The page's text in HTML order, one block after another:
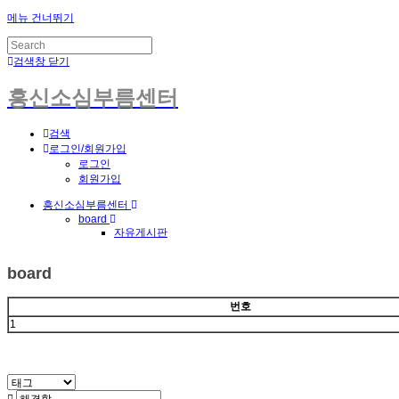
메뉴 건너뛰기
검색창 닫기
흥신소심부름센터
검색
로그인/회원가입
로그인
회원가입
흥신소심부름센터
board
자유게시판
board
번호
1